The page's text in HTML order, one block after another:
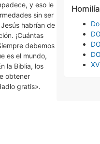
y eso le
sin ser
habrían de
¡Cuántas
debemos
es el mundo,
la Biblia, los
obtener
gratis».